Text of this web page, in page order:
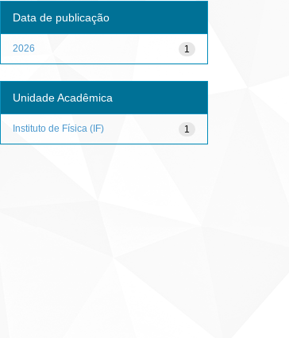
Data de publicação
1
2026
Unidade Acadêmica
1
Instituto de Física (IF)